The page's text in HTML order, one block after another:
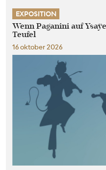
EXPOSITION
Wenn Paganini auf
Teufel
16 oktober 2026